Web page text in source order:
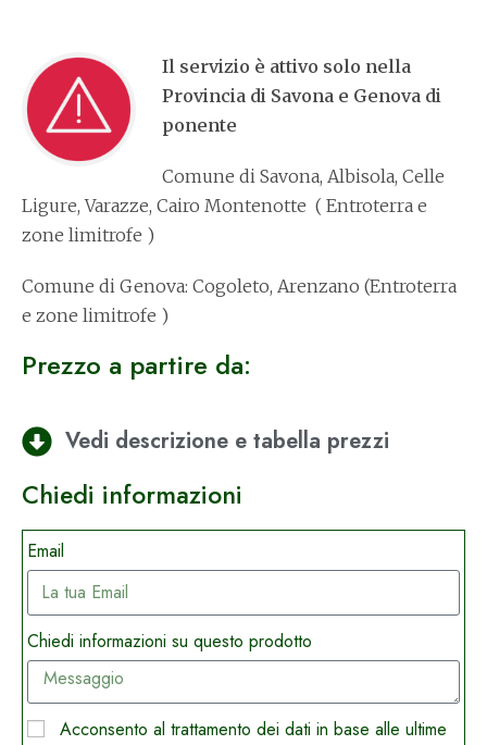
Il servizio è attivo solo nella
Provincia di Savona e Genova di
ponente
Comune di Savona, Albisola, Celle
Ligure, Varazze, Cairo Montenotte ( Entroterra e
zone limitrofe )
Comune di Genova: Cogoleto, Arenzano (Entroterra
e zone limitrofe )
Prezzo a partire da:
Vedi descrizione e tabella prezzi
Chiedi informazioni
Email
Chiedi informazioni su questo prodotto
Acconsento al trattamento dei dati in base alle ultime